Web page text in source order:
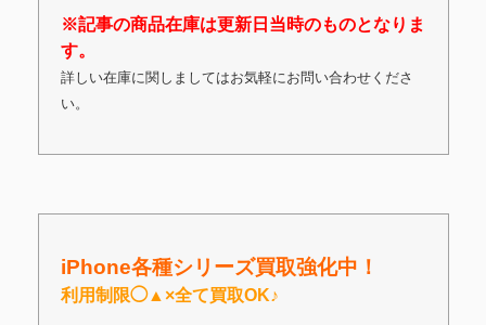
※記事の商品在庫は更新日当時のものとなりま
す。
詳しい在庫に関しましてはお気軽にお問い合わせくださ
い。
iPhone各種シリーズ買取強化中！
利用制限◯▲×全て買取OK♪